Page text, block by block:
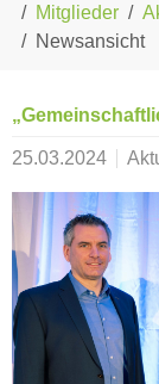
Mitglieder
Newsansicht
25.03.2024